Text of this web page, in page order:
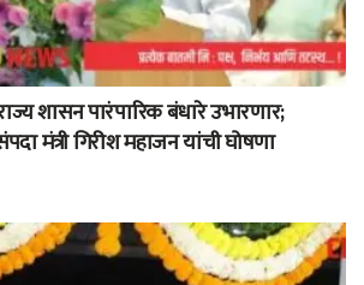
शासन पारंपारिक बंधारे उभारणार;
मंत्री गिरीश महाजन यांची घोषणा